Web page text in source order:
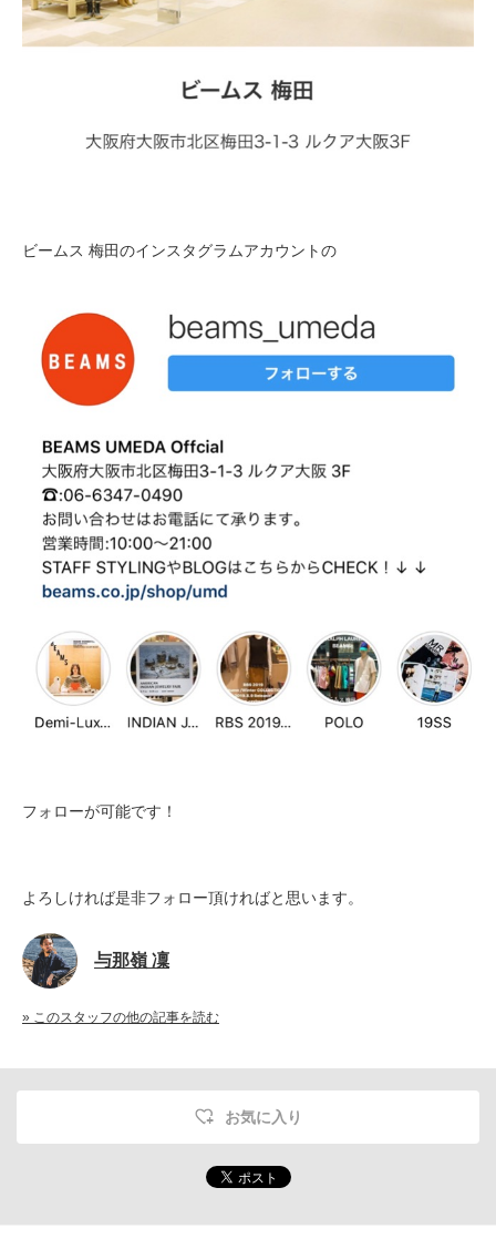
ビームス 梅田のインスタグラムアカウントの
フォローが可能です！
よろしければ是非フォロー頂ければと思います。
与那嶺 凜
» このスタッフの他の記事を読む
お気に入り